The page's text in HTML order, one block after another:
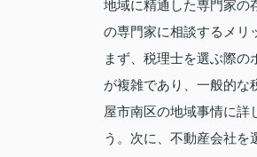
地域に精通した専門家の
の専門家に相談するメリ
まず、税理士を選ぶ際の
が複雑であり、一般的な
屋市南区の地域事情に詳
う。次に、不動産会社を